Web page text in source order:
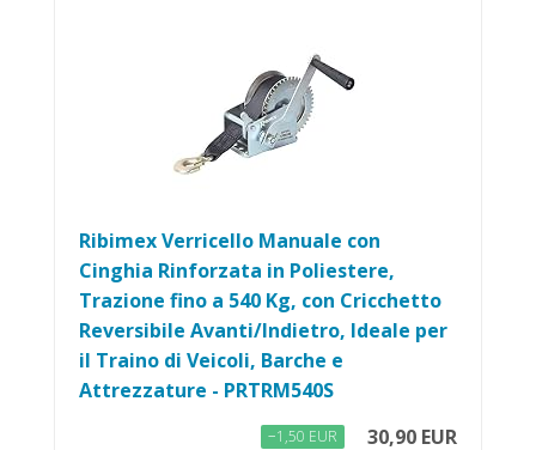
Ribimex Verricello Manuale con
Cinghia Rinforzata in Poliestere,
Trazione fino a 540 Kg, con Cricchetto
Reversibile Avanti/Indietro, Ideale per
il Traino di Veicoli, Barche e
Attrezzature - PRTRM540S
−1,50 EUR 30,90 EUR